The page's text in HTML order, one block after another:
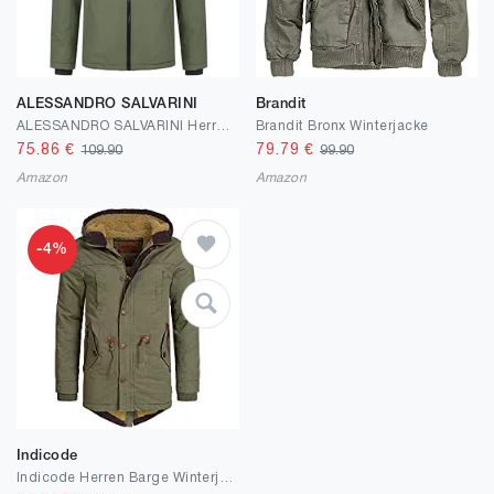
ALESSANDRO SALVARINI
ALESSANDRO SALVARINI Herren Winter Jacke warm mit Kapuze AS-331
75.86 €109.90
Amazon
Brandit
Brandit Bronx Winterjacke
79.79 € 99.90
Amazon
-4%
Indicode